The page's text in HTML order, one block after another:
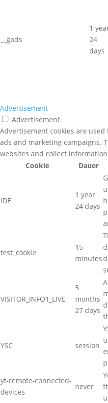
__gads
1
24
days
Advertisement
Advertisement
Advertisement cookies are
ads and marketing campaigns.
websites and collect
Cookie
Dauer
IDE
1 year
24 days
test_cookie
15
minutes
VISITOR_INFO1_LIVE
5
months
27 days
YSC session
yt-remote-connected-
devices
never